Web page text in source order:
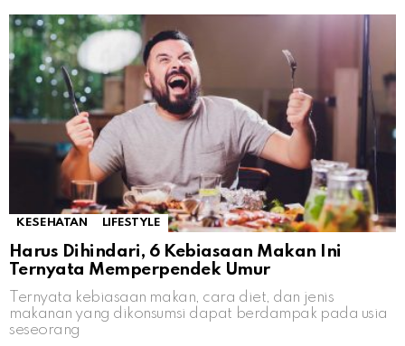
KESEHATAN LIFESTYLE
Harus Dihindari, 6 Kebiasaan Makan Ini
Ternyata Memperpendek Umur
Ternyata kebiasaan makan, cara diet, dan jenis
makanan yang dikonsumsi dapat berdampak pada usia
seseorang